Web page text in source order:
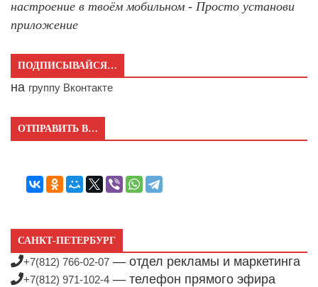
настроение в твоём мобильном - Просто установи
приложение
ПОДПИСЫВАЙСЯ…
на группу Вконтакте
ОТПРАВИТЬ В…
САНКТ-ПЕТЕРБУРГ
+7(812) 766-02-07 — отдел рекламы и маркетинга
+7(812) 971-102-4 — телефон прямого эфира